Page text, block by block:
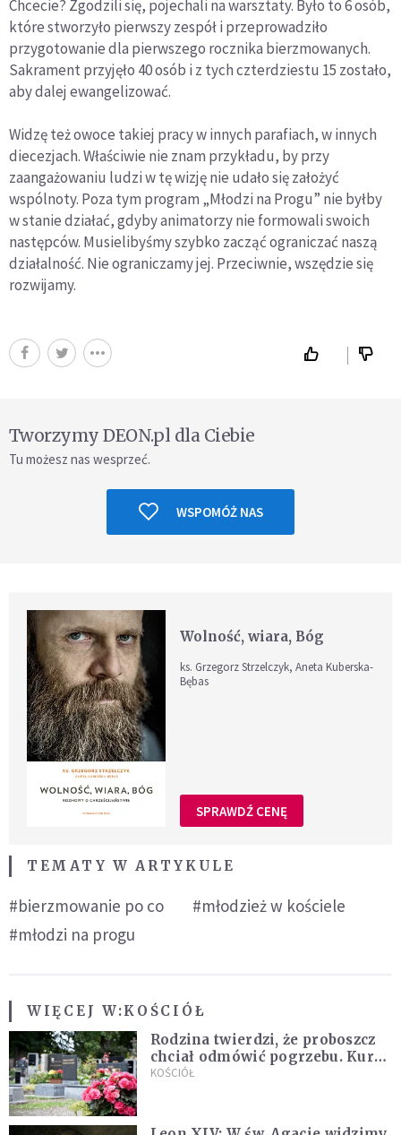
Chcecie? Zgodzili się, pojechali na warsztaty. Było to 6 osób,
które stworzyło pierwszy zespół i przeprowadziło
przygotowanie dla pierwszego rocznika bierzmowanych.
Sakrament przyjęło 40 osób i z tych czterdziestu 15 zostało,
aby dalej ewangelizować.
Widzę też owoce takiej pracy w innych parafiach, w innych
diecezjach. Właściwie nie znam przykładu, by przy
zaangażowaniu ludzi w tę wizję nie udało się założyć
wspólnoty. Poza tym program „Młodzi na Progu” nie byłby
w stanie działać, gdyby animatorzy nie formowali swoich
następców. Musielibyśmy szybko zacząć ograniczać naszą
działalność. Nie ograniczamy jej. Przeciwnie, wszędzie się
rozwijamy.
Tworzymy DEON.pl dla Ciebie
Tu możesz nas wesprzeć.
WSPOMÓŻ NAS
Wolność, wiara, Bóg
ks. Grzegorz Strzelczyk, Aneta Kuberska-
Bębas
SPRAWDŹ CENĘ
TEMATY W ARTYKULE
#bierzmowanie po co
#młodzież w kościele
#młodzi na progu
WIĘCEJ W:KOŚCIÓŁ
Rodzina twierdzi, że proboszcz
chciał odmówić pogrzebu. Kuria
zapowiada wyjaśnienia
KOŚCIÓŁ